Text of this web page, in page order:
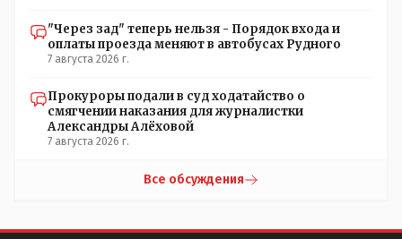
"Через зад" теперь нельзя - Порядок входа и
оплаты проезда меняют в автобусах Рудного
7 августа 2026 г.
Прокуроры подали в суд ходатайство о
смягчении наказания для журналистки
Александры Алёховой
7 августа 2026 г.
Все обсуждения